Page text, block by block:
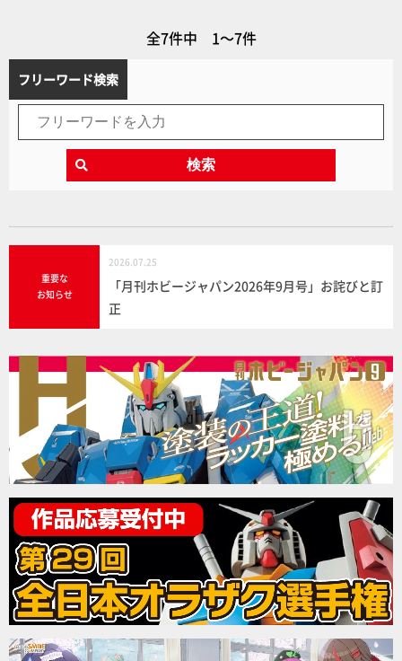
全7件中 1～7件
フリーワード検索
検索
重要な
お知らせ
2026.07.25
「月刊ホビージャパン2026年9月号」お詫びと訂
正